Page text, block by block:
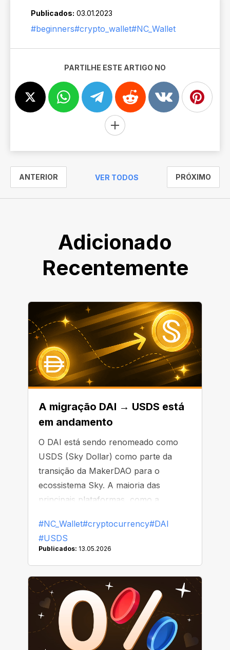
Publicados: 03.01.2023
#beginners#crypto_wallet#NC_Wallet
PARTILHE ESTE ARTIGO NO
ANTERIOR VER TODOS PRÓXIMO
Adicionado
Recentemente
A migração DAI → USDS está
em andamento
O DAI está sendo renomeado como
USDS (Sky Dollar) como parte da
transição da MakerDAO para o
ecossistema Sky. A maioria das
principais plataformas, como a
remover o DAI de suas listas
#NC_Wallet#cryptocurrency#DAI
#USDS
Publicados: 13.05.2026